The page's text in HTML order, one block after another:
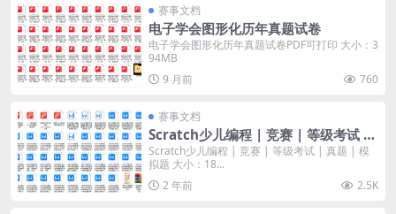
赛事文档
电子学会图形化历年真题试卷
电子学会图形化历年真题试卷PDF可打印 大小：3
94MB
9 月前
760
赛事文档
Scratch少儿编程 | 竞赛 | 等级考试 |
真题 | 模拟题
Scratch少儿编程 | 竞赛 | 等级考试 | 真题 | 模
拟题 大小：18...
2 年前
2.5K